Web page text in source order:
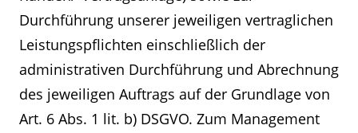
Durchführung unserer jeweiligen vertraglichen
Leistungspflichten einschließlich der
administrativen Durchführung und Abrechnung
des jeweiligen Auftrags auf der Grundlage von
Art. 6 Abs. 1 lit. b) DSGVO. Zum Management